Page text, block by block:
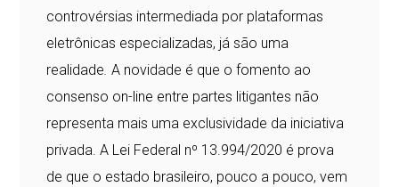
controvérsias intermediada por plataformas
eletrônicas especializadas, já são uma
realidade.A novidade é que o fomento ao
consenso on-line entre partes litigantes não
representa mais uma exclusividade da iniciativa
privada. A Lei Federal nº 13.994/2020 é prova
de que o estado brasileiro, pouco a pouco, vem